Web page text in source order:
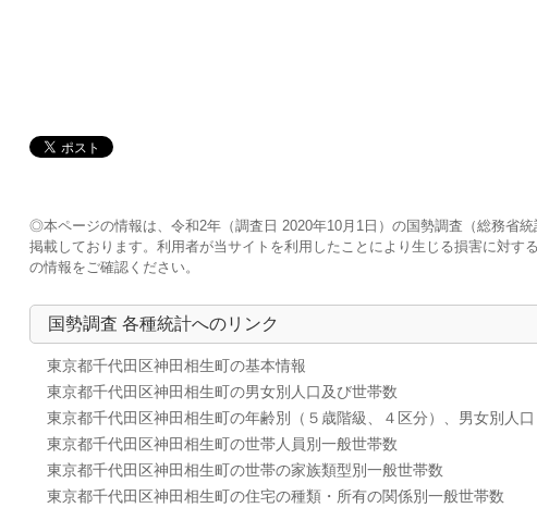
◎本ページの情報は、令和2年（調査日 2020年10月1日）の国勢調査（総務省
掲載しております。利用者が当サイトを利用したことにより生じる損害に対
の情報をご確認ください。
国勢調査 各種統計へのリンク
東京都千代田区神田相生町の基本情報
東京都千代田区神田相生町の男女別人口及び世帯数
東京都千代田区神田相生町の年齢別（５歳階級、４区分）、男女別人口
東京都千代田区神田相生町の世帯人員別一般世帯数
東京都千代田区神田相生町の世帯の家族類型別一般世帯数
東京都千代田区神田相生町の住宅の種類・所有の関係別一般世帯数